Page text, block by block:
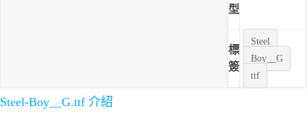
型
標
簽
Steel
Boy__G
ttf
Steel-Boy__G.ttf 介紹